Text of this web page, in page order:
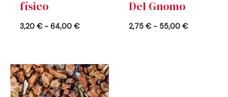
físico
3,20€ - 64,00€
Del Gnomo
2,75€ - 55,00€
Rango
de
precios: